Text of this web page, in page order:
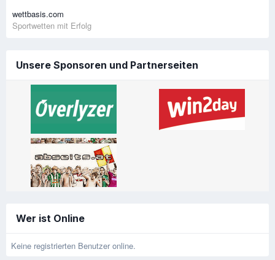
wettbasis.com
Sportwetten mit Erfolg
Unsere Sponsoren und Partnerseiten
Wer ist Online
Keine registrierten Benutzer online.